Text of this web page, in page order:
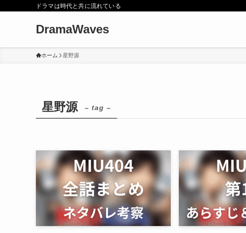
ドラマは時代と共に流れている
DramaWaves
ホーム 星野源
星野源 – tag –